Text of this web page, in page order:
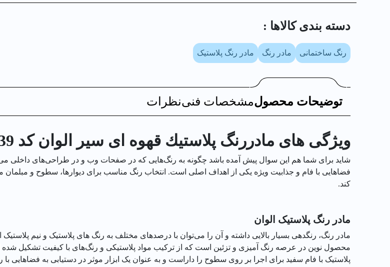
دسته بندی کالا‌ها :
رنگ ساختمانی مادر رنگ مادر رنگ پلاستیک
توضیحات محصولمشخصات فنینظرات
ویژگی های مادررنگ پلاستيك قهوه ای سیر الوان کد 839 گالن
شاید برای شما هم این سوال پیش آمده باشد چگونه به رنگ‌هایی که در صفحات وب و در طراحی‌های داخلی
فضاهایی با فام و جذابیت ویژه یکی از اهداف اصلی است. انتخاب رنگ مناسب برای دیوارها، سطوح و
کند.
مادر رنگ پلاستیک الوان
مادر رنگ، رنگدهی بسیار بالایی داشته و آن را می‌توان با درصدهای مختلف به رنگ های پلاستیک و نیم
محصول نوین در عرصه رنگ ‌آمیزی و تزئین است که از ترکیب مواد پلاستیکی و رنگ‌های با کیفیت تشکیل شده
پلاستیک با فام سفید برای اجرا بر روی سطوح را داراست و به عنوان یک ابزار موثر در دستیابی به فضاهایی